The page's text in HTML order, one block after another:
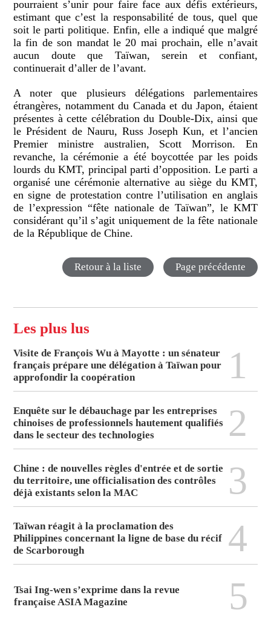
pourraient s’unir pour faire face aux défis extérieurs,
estimant que c’est la responsabilité de tous, quel que
soit le parti politique. Enfin, elle a indiqué que malgré
la fin de son mandat le 20 mai prochain, elle n’avait
aucun doute que Taïwan, serein et confiant,
continuerait d’aller de l’avant.
A noter que plusieurs délégations parlementaires
étrangères, notamment du Canada et du Japon, étaient
présentes à cette célébration du Double-Dix, ainsi que
le Président de Nauru, Russ Joseph Kun, et l’ancien
Premier ministre australien, Scott Morrison. En
revanche, la cérémonie a été boycottée par les poids
lourds du KMT, principal parti d’opposition. Le parti a
organisé une cérémonie alternative au siège du KMT,
en signe de protestation contre l’utilisation en anglais
de l’expression “fête nationale de Taïwan”, le KMT
considérant qu’il s’agit uniquement de la fête nationale
de la République de Chine.
Retour à la liste Page précédente
Les plus lus
Visite de François Wu à Mayotte : un sénateur
français prépare une délégation à Taïwan pour
approfondir la coopération
1
Enquête sur le débauchage par les entreprises
chinoises de professionnels hautement qualifiés
dans le secteur des technologies
2
Chine : de nouvelles règles d'entrée et de sortie
du territoire, une officialisation des contrôles
déjà existants selon la MAC
3
Taïwan réagit à la proclamation des
Philippines concernant la ligne de base du récif
de Scarborough
4
Tsai Ing-wen s’exprime dans la revue
française ASIA Magazine
5